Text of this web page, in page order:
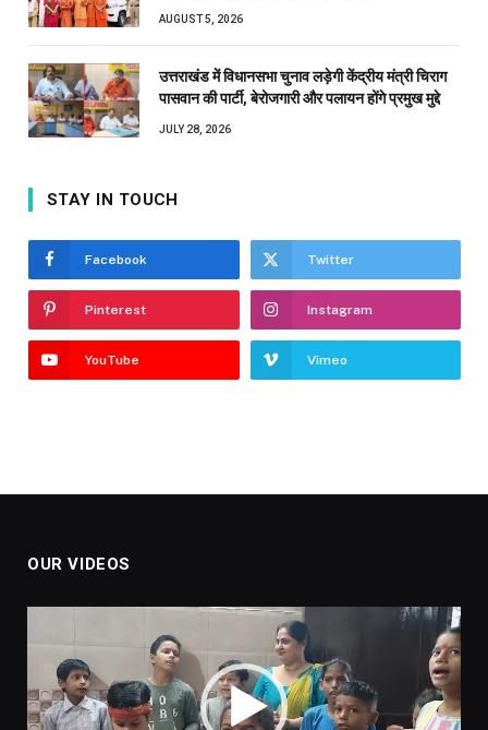
AUGUST 5, 2026
उत्तराखंड में विधानसभा चुनाव लड़ेगी केंद्रीय मंत्री चिराग
पासवान की पार्टी, बेरोजगारी और पलायन होंगे प्रमुख मुद्दे
JULY 28, 2026
STAY IN TOUCH
Facebook Twitter
Pinterest Instagram
YouTube Vimeo
OUR VIDEOS